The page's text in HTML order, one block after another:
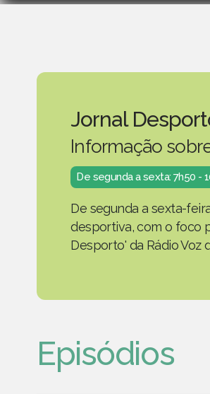
Jornal
Informação
De segunda a sexta: 7h50 -
De segunda a sexta-
desportiva, com o foco
Desporto' da Rádio Voz
Episódios